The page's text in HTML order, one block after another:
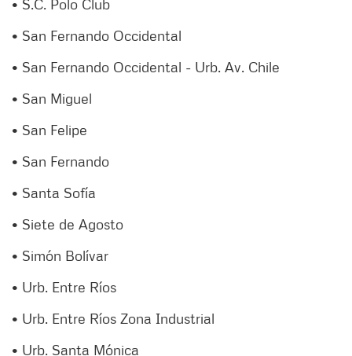
• S.C. Polo Club
• San Fernando Occidental
• San Fernando Occidental - Urb. Av. Chile
• San Miguel
• San Felipe
• San Fernando
• Santa Sofía
• Siete de Agosto
• Simón Bolívar
• Urb. Entre Ríos
• Urb. Entre Ríos Zona Industrial
• Urb. Santa Mónica